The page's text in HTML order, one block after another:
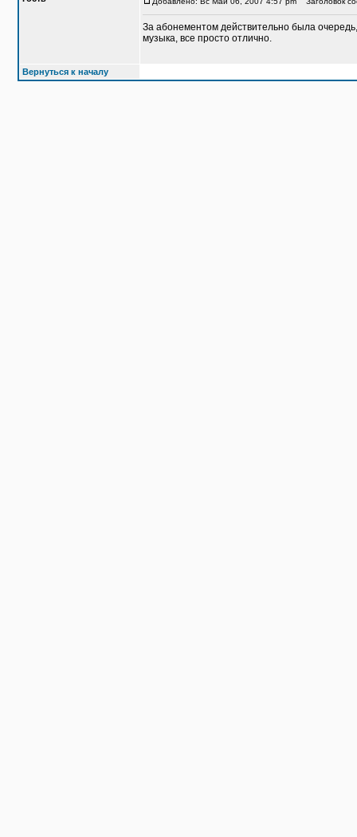
За абонементом действительно была
музыка, все просто отлично.
Вернуться к началу